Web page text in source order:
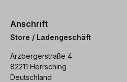
Anschrift
Store / Ladengeschäft
Arzbergerstraße 4
82211 Herrsching
Deutschland